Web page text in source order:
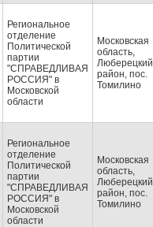
Региональное
отделение
Политической
партии
"СПРАВЕДЛИВАЯ
РОССИЯ" в
Московской
области
Московская
область,
Люберецкий
район, пос.
Томилино
Региональное
отделение
Политической
партии
"СПРАВЕДЛИВАЯ
РОССИЯ" в
Московской
области
Московская
область,
Люберецкий
район, пос.
Томилино